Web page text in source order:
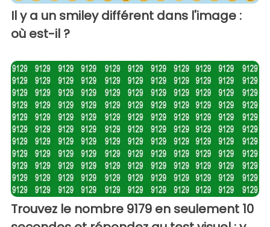
Il y a un smiley différent dans l'image :
où est-il ?
Trouvez le nombre 9179 en seulement 10